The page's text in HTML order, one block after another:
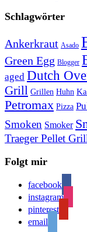
Schlagwörter
Ankerkraut Asado
Green Egg Blogger
aged Dutch
Grill Grillen Huhn
Petromax Pizza
Smoken Smoker
Traeger Pellet
Folgt mir
facebook
instagram
pinterest
email